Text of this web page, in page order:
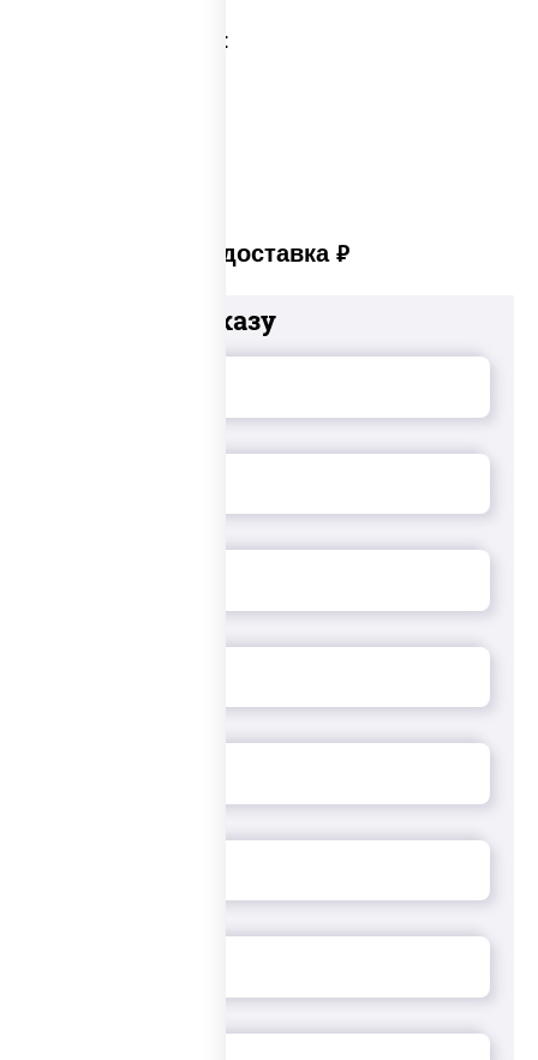
Категории товара:
Платная доставка руб
Добавьте к заказу